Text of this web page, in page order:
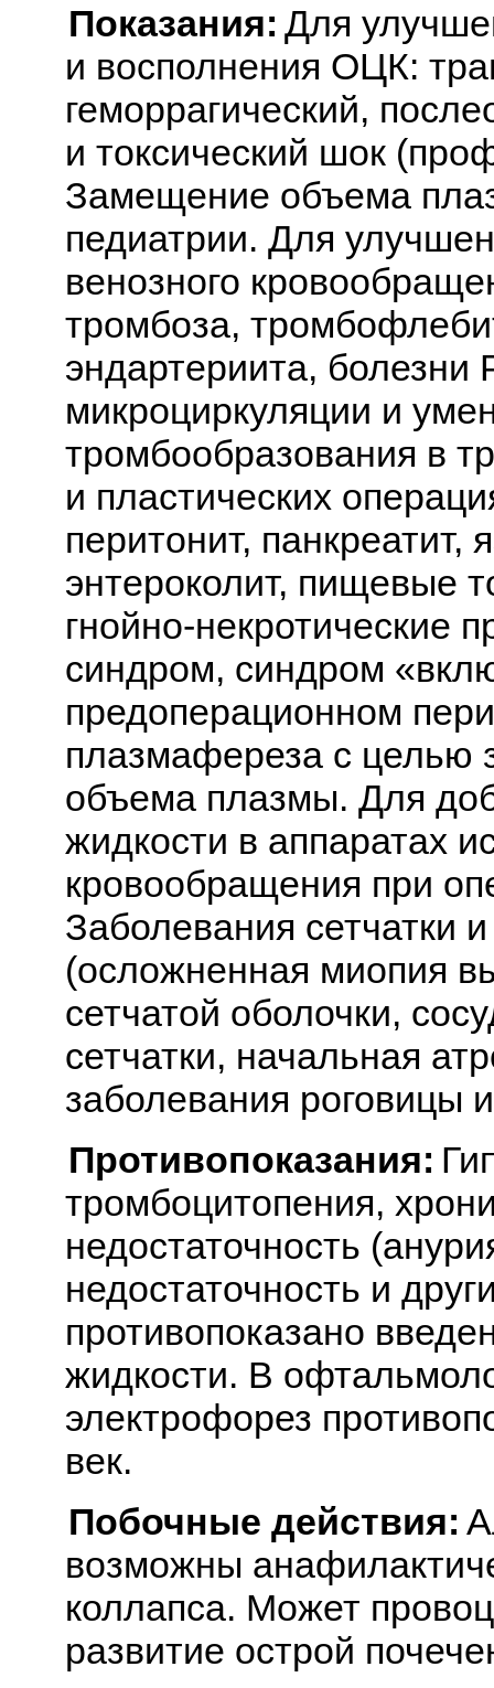
Показания: Для
и восполнения ОЦК:
геморрагический,
и токсический шок
Замещение объема
педиатрии. Для
венозного
тромбоза,
эндартериита,
микроциркуляции и
тромбообразования в
и пластических
перитонит, панкреатит,
энтероколит, пищевые
гнойно-некротические
синдром, синдром
предоперационном
плазмафереза с целью
объема плазмы. Для
жидкости в аппаратах
кровообращения при
Заболевания сетчатки
(осложненная миопия
сетчатой оболочки,
сетчатки, начальная
заболевания роговицы
Противопоказания:
тромбоцитопения,
недостаточность
недостаточность и
противопоказано
жидкости. В
электрофорез
век.
Побочные действия:
возможны
коллапса. Может
развитие острой